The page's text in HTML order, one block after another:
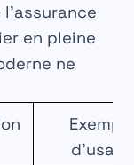
en pleine
ne
d’usage